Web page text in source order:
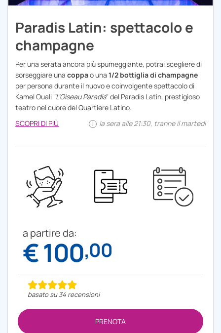
Paradis Latin: spettacolo e
champagne
Per una serata ancora più spumeggiante, potrai scegliere di
sorseggiare una coppao una 1/2 bottiglia di champagne
per persona durante il nuovo e coinvolgente spettacolo di
Kamel Ouali "L’Oiseau Paradis" del Paradis Latin, prestigioso
teatro nel cuore del Quartiere Latino.
SCOPRI DI PIÙ
i la sera alle 21:30, tranne il martedì
a partire da:
€ 100,00
basato su 34 recensioni
PRENOTA